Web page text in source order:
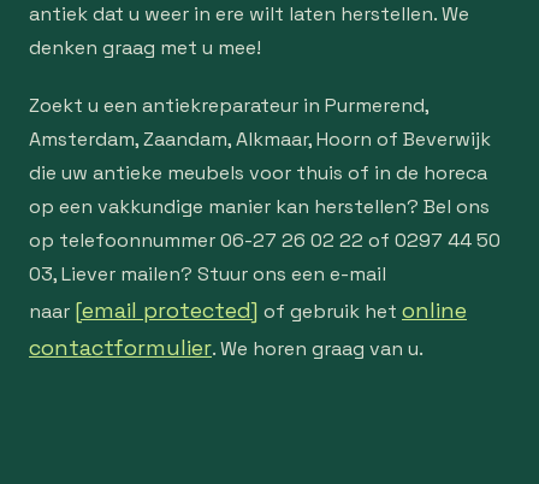
antiek dat u weer in ere wilt laten herstellen. We
denken graag met u mee!
Zoekt u een antiekreparateur in Purmerend,
Amsterdam, Zaandam, Alkmaar, Hoorn of Beverwijk
die uw antieke meubels voor thuis of in de horeca
op een vakkundige manier kan herstellen? Bel ons
op telefoonnummer 06-27 26 02 22 of 0297 44 50
03, Liever mailen? Stuur ons een e-mail
naar [email protected] of gebruik het online
contactformulier. We horen graag van u.